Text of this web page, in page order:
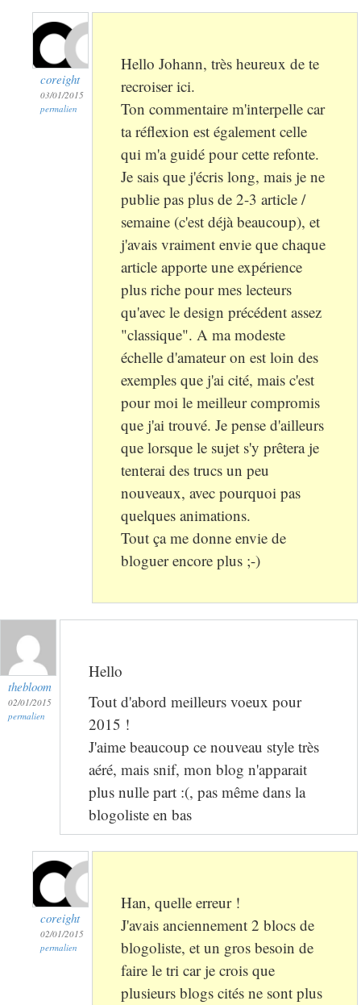
coreight
03/01/2015
permalien
Hello Johann, très heureux de te
recroiser ici.
Ton commentaire m'interpelle car
ta réflexion est également celle
qui m'a guidé pour cette refonte.
Je sais que j'écris long, mais je ne
publie pas plus de 2-3 article /
semaine (c'est déjà beaucoup), et
j'avais vraiment envie que chaque
article apporte une expérience
plus riche pour mes lecteurs
qu'avec le design précédent assez
"classique". A ma modeste
échelle d'amateur on est loin des
exemples que j'ai cité, mais c'est
pour moi le meilleur compromis
que j'ai trouvé. Je pense d'ailleurs
que lorsque le sujet s'y prêtera je
tenterai des trucs un peu
nouveaux, avec pourquoi pas
quelques animations.
Tout ça me donne envie de
bloguer encore plus ;-)
thebloom
02/01/2015
permalien
Hello
Tout d'abord meilleurs voeux pour
2015 !
J'aime beaucoup ce nouveau style très
aéré, mais snif, mon blog n'apparait
plus nulle part :(, pas même dans la
blogoliste en bas
coreight
02/01/2015
permalien
Han, quelle erreur !
J'avais anciennement 2 blocs de
blogoliste, et un gros besoin de
faire le tri car je crois que
plusieurs blogs cités ne sont plus